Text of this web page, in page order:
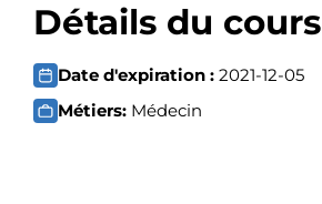
Détails du cours
Date d'expiration : 2021-12-05
Métiers: Médecin